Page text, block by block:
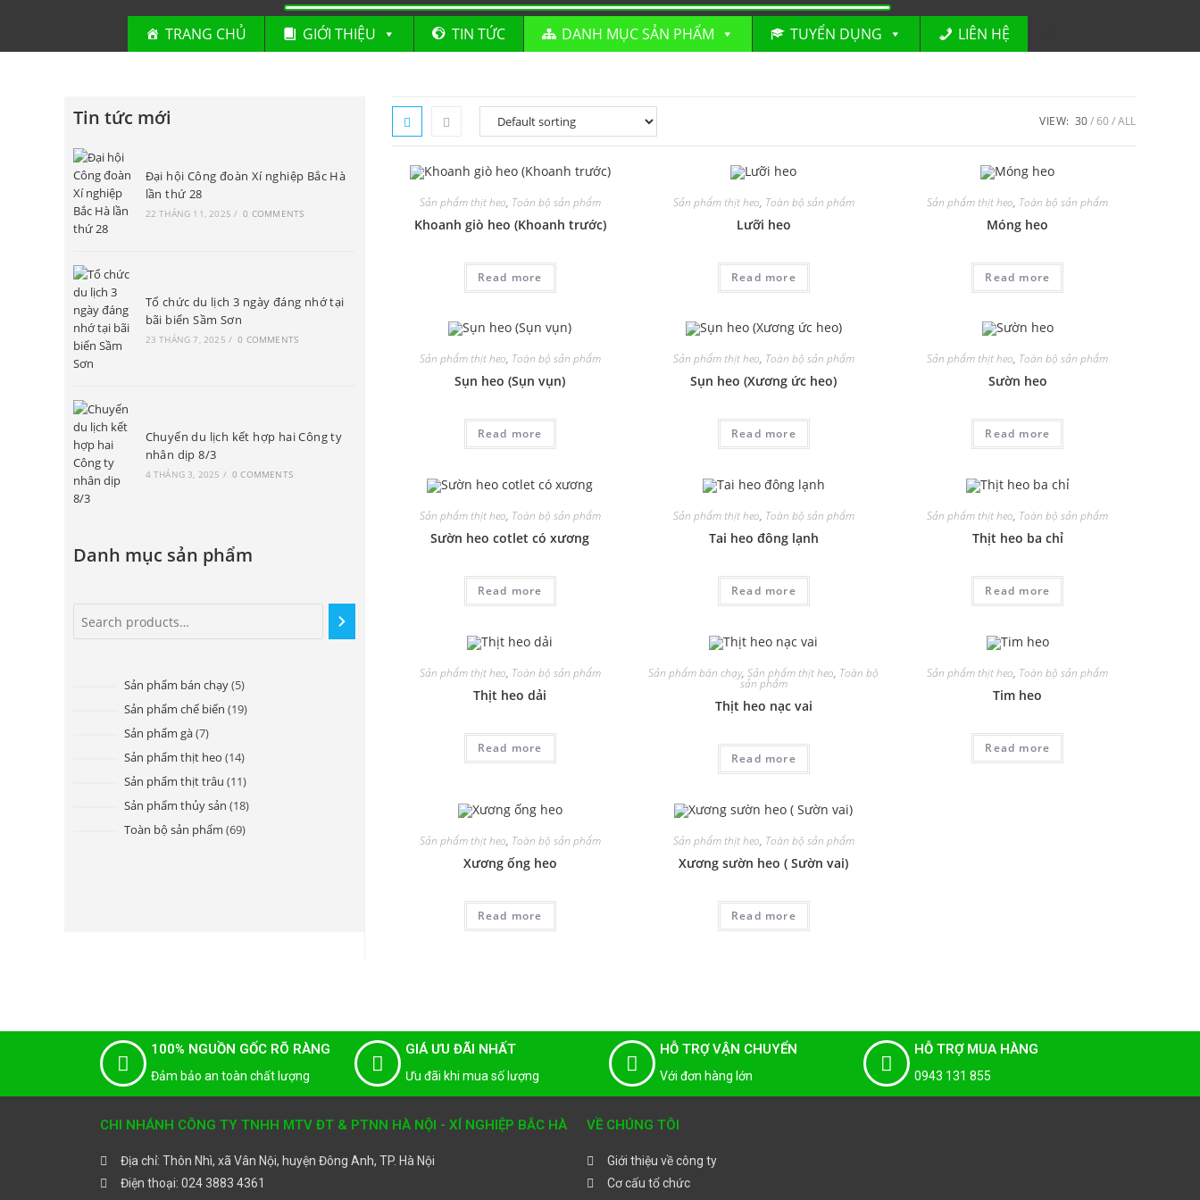
TRANG CHỦ GIỚI THIỆU TIN TỨC DANH MỤC SẢN PHẨM TUYỂN DỤNG LIÊN HỆ
VIEW: 30 60 ALL
Sản phẩm thịt heo, Toàn bộ sản phẩm
Khoanh giò heo (Khoanh trước)
Read more
Sản phẩm thịt heo, Toàn bộ sản phẩm
Lưỡi heo
Read more
Sản phẩm thịt heo, Toàn bộ sản phẩm
Móng heo
Read more
Sản phẩm thịt heo, Toàn bộ sản phẩm
Sụn heo (Sụn vụn)
Read more
Sản phẩm thịt heo, Toàn bộ sản phẩm
Sụn heo (Xương ức heo)
Read more
Sản phẩm thịt heo, Toàn bộ sản phẩm
Sườn heo
Read more
Sản phẩm thịt heo, Toàn bộ sản phẩm
Sườn heo cotlet có xương
Read more
Sản phẩm thịt heo, Toàn bộ sản phẩm
Tai heo đông lạnh
Read more
Sản phẩm thịt heo, Toàn bộ sản phẩm
Thịt heo ba chỉ
Read more
Sản phẩm thịt heo, Toàn bộ sản phẩm
Thịt heo dải
Read more
Sản phẩm bán chạy,Sản phẩm thịt heo, Toàn bộ
sản phẩm
Thịt heo nạc vai
Read more
Sản phẩm thịt heo, Toàn bộ sản phẩm
Tim heo
Read more
Sản phẩm thịt heo, Toàn bộ sản phẩm
Xương ống heo
Read more
Sản phẩm thịt heo, Toàn bộ sản phẩm
Xương sườn heo ( Sườn vai)
Read more
Tin tức mới
Đại hội Công đoàn Xí nghiệp Bắc Hà
lần thứ 28
22 THÁNG 11, 2025 / 0 COMMENTS
Tổ chức du lịch 3 ngày đáng nhớ tại
bãi biển Sầm Sơn
23 THÁNG 7, 2025 / 0 COMMENTS
Chuyến du lịch kết hợp hai Công ty
nhân dịp 8/3
4 THÁNG 3, 2025 / 0 COMMENTS
Danh mục sản phẩm
Sản phẩm bán chạy 5
Sản phẩm chế biến 19
Sản phẩm gà 7
Sản phẩm thịt heo 14
Sản phẩm thịt trâu 11
Sản phẩm thủy sản 18
Toàn bộ sản phẩm 69
100% NGUỒN GỐC RÕ RÀNG
Đảm bảo an toàn chất lượng
GIÁ ƯU ĐÃI NHẤT
Ưu đãi khi mua số lượng
HỖ TRỢ VẬN CHUYỂN
Với đơn hàng lớn
HỖ TRỢ MUA HÀNG
0943 131 855
CHI NHÁNH CÔNG TY TNHH MTV ĐT & PTNN HÀ NỘI - XÍ NGHIỆP BẮC HÀ
Địa chỉ: Thôn Nhì, xã Vân Nội, huyện Đông Anh, TP. Hà Nội
Điện thoại: 024 3883 4361
VỀ CHÚNG TÔI
Giới thiệu về công ty
Cơ cấu tổ chức